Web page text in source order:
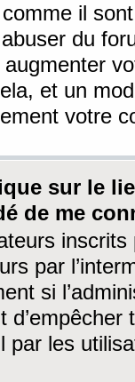
il
du
et un
votre
sur le
de me
par
si
par les